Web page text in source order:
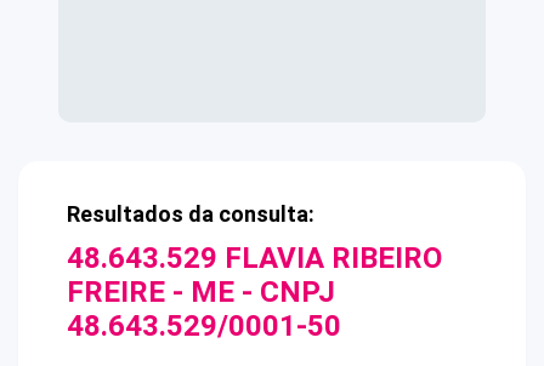
Resultados da consulta:
48.643.529 FLAVIA RIBEIRO
FREIRE - ME - CNPJ
48.643.529/0001-50